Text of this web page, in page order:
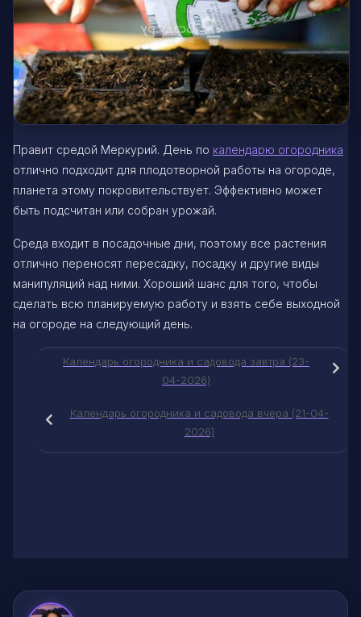
Правит средой Меркурий. День по календарю огородника
отлично подходит для плодотворной работы на огороде,
планета этому покровительствует. Эффективно может
быть подсчитан или собран урожай.
Среда входит в посадочные дни, поэтому все растения
отлично переносят пересадку, посадку и другие виды
манипуляций над ними. Хороший шанс для того, чтобы
сделать всю планируемую работу и взять себе выходной
на огороде на следующий день.
Календарь огородника и садовода завтра (23-
04-2026)
Календарь огородника и садовода вчера (21-04-
2026)